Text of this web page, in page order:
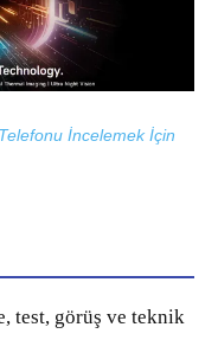
İncelemek İçin
test, görüş ve teknik